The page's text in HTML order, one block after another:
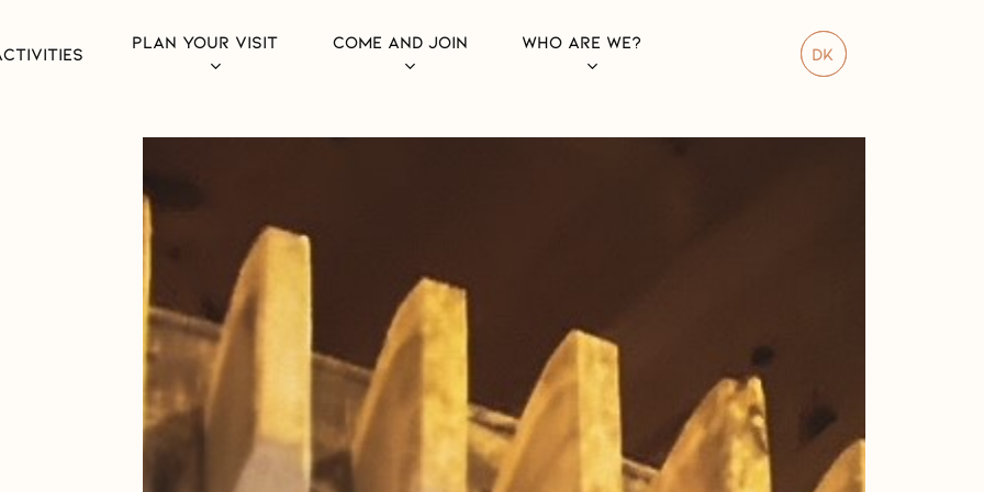
PLAN YOUR VISIT COME AND JOIN WHO ARE WE?
DK